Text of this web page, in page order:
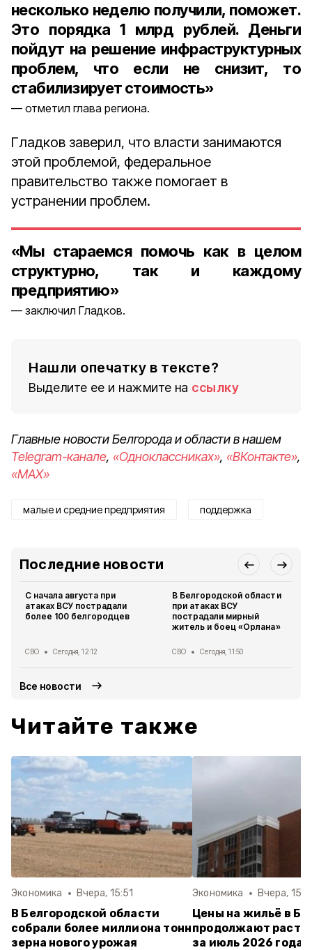
несколько неделю получили, поможет.
Это порядка 1 млрд рублей. Деньги
пойдут на решение инфраструктурных
проблем, что если не снизит, то
стабилизирует стоимость»
отметил глава региона.
Гладков заверил, что власти занимаются
этой проблемой, федеральное
правительство также помогает в
устранении проблем.
«Мы стараемся помочь как в целом
структурно, так и каждому
предприятию»
заключил Гладков.
Нашли опечатку в тексте?
Выделите ее и нажмите на ссылку
Главные новости Белгорода и области в нашем
Telegram-канале, «Одноклассниках», «ВКонтакте»,
«MAX»
малые и средние предприятия поддержка
Последние новости
С начала августа при
атаках ВСУ пострадали
более 100 белгородцев
СВО Сегодня, 12:12
В Белгородской области
при атаках ВСУ
пострадали мирный
житель и боец «Орлана»
СВО Сегодня, 11:50
Все новости
Читайте также
Экономика Вчера, 15:51
В Белгородской области
собрали более миллиона тонн
зерна нового урожая
Экономика Вчера,
Цены на жильё в
продолжают
за июль 2026 года